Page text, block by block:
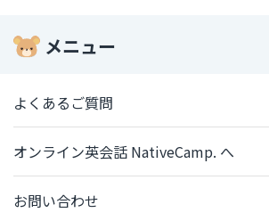
メニュー
よくあるご質問
オンライン英会話 NativeCamp. へ
お問い合わせ